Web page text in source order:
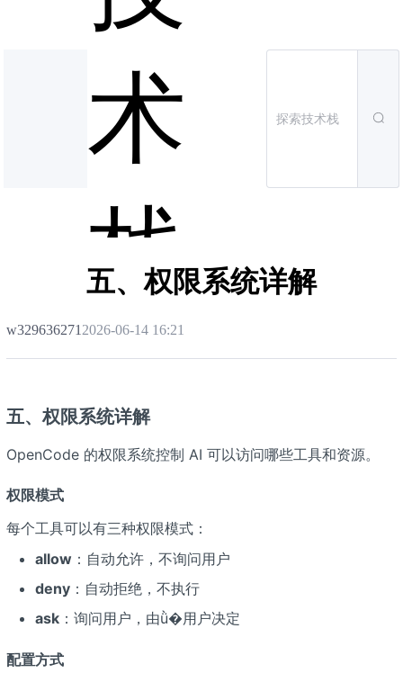
术
栈
五、权限系统详解
w329636271 2026-06-14 16:21
五、权限系统详解
OpenCode 的权限系统控制 AI 可以访问哪些工具和资源。
权限模式
每个工具可以有三种权限模式：
allow ：自动允许，不询问用户
deny：自动拒绝，不执行
ask：询问用户，由ǜ�用户决定
配置方式